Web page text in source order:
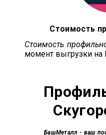
Стоимость
Стоимость
момент выгрузки
БашМеталл - ваш